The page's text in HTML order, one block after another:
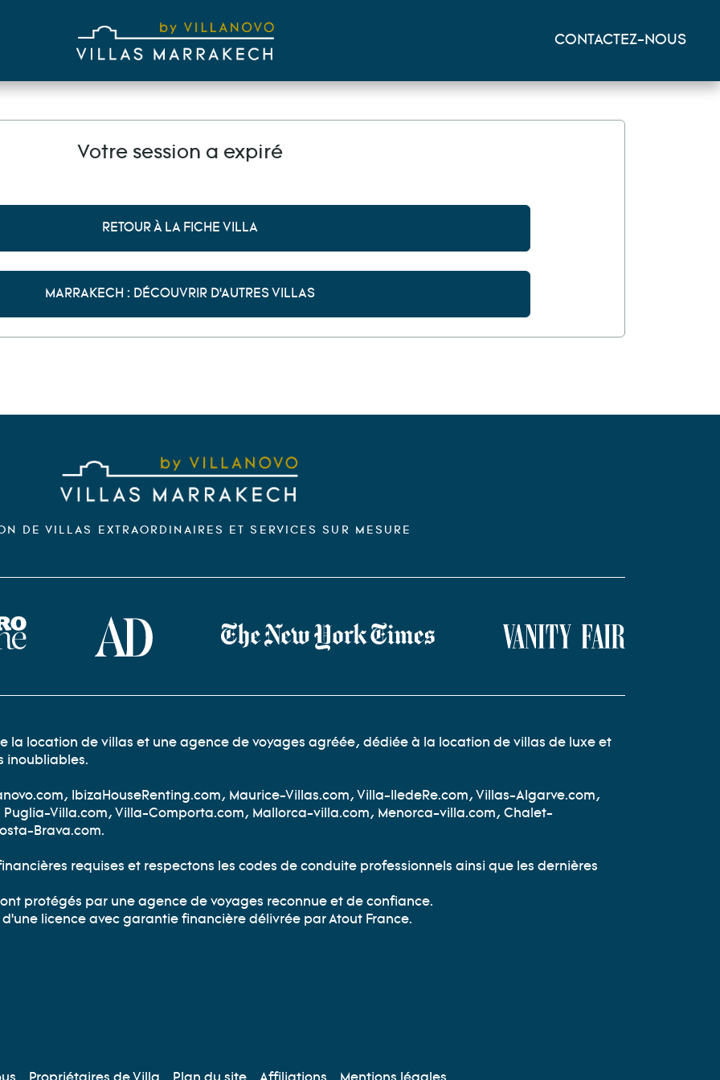
CONTACTEZ-NOUS
Votre session a expiré
RETOUR À LA FICHE VILLA
MARRAKECH : DÉCOUVRIR D'AUTRES VILLAS
DE VILLAS EXTRAORDINAIRES ET SERVICES SUR MESURE
The New York Times
AD Magazine Vanity Fair
la location de villas et une agence de voyages agréée, dédiée à la location de villas de luxe et
inoubliables.
IbizaHouseRenting.com, Maurice-Villas.com, Villa-IledeRe.com, Villas-Algarve.com,
Villa.com, Villa-Comporta.com, Mallorca-villa.com, Menorca-villa.com, Chalet-
Brava.com.
requises et respectons les codes de conduite professionnels ainsi que les dernières
protégés par une agence de voyages reconnue et de confiance.
licence avec garantie financière délivrée par Atout France.
SOCIAUX